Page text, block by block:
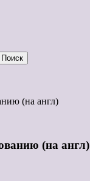
(на англ)
(на англ)